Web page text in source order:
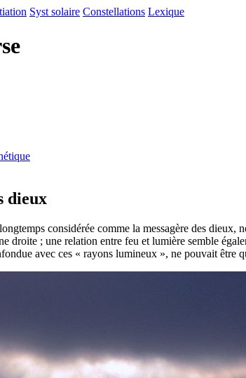
Syst solaire Constellations Lexique
dieux
considérée comme la messagère des
droite ; une relation entre feu et lumière semble
avec ces « rayons lumineux », ne pouvait être